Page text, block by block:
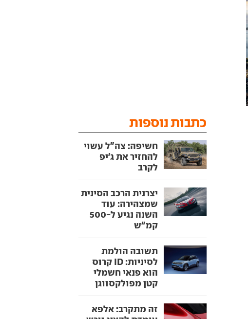
כתבות נוספות
חשיפה: צה"ל עשוי
להחזיר את ג'יפ
לקרב
יצרנית הרכב הסינית
שמצהירה: עוד
השנה נגיע ל-500
קמ"ש
תשובה הולמת
לסיניות: ID קרוס
הוא פנאי חשמלי
קטן מפולקסווגן
זה מתקרב: אלפא